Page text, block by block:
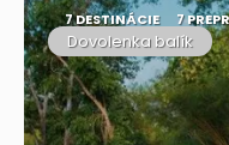
7 DESTINÁCIE 7
Dovolenka balík